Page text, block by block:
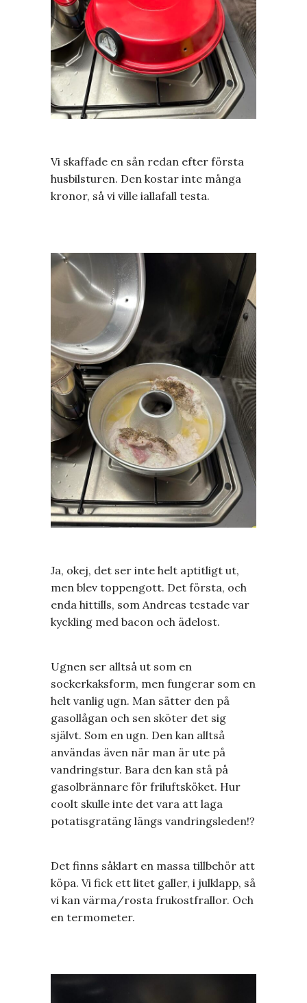
Vi skaffade en sån redan efter första
husbilsturen. Den kostar inte många
kronor, så vi ville iallafall testa.
Ja, okej, det ser inte helt aptitligt ut,
men blev toppengott. Det första, och
enda hittills, som Andreas testade var
kyckling med bacon och ädelost.
Ugnen ser alltså ut som en
sockerkaksform, men fungerar som en
helt vanlig ugn. Man sätter den på
gasollågan och sen sköter det sig
självt. Som en ugn. Den kan alltså
användas även när man är ute på
vandringstur. Bara den kan stå på
gasolbrännare för friluftsköket. Hur
coolt skulle inte det vara att laga
potatisgratäng längs vandringsleden!?
Det finns såklart en massa tillbehör att
köpa. Vi fick ett litet galler, i julklapp, så
vi kan värma/rosta frukostfrallor. Och
en termometer.